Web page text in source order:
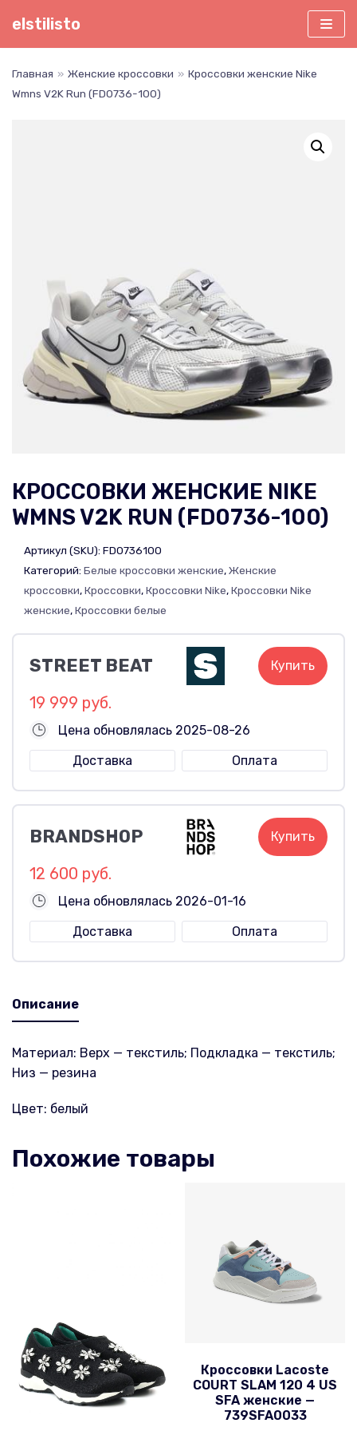
Перейти
elstilisto
Главная » Женские кроссовки » Кроссовки женские Nike
Wmns V2K Run (FD0736-100)
КРОССОВКИ ЖЕНСКИЕ NIKE
WMNS V2K RUN (FD0736-100)
Артикул (SKU): FD0736100
Категорий: Белые кроссовки женские,Женские
кроссовки,Кроссовки,Кроссовки Nike,Кроссовки Nike
женские,Кроссовки белые
STREET BEAT Купить
19 999 руб.
Цена обновлялась 2025-08-26
Доставка
Оплата
BRANDSHOP Купить
12 600 руб.
Цена обновлялась 2026-01-16
Доставка
Оплата
Описание
Материал: Верх — текстиль; Подкладка — текстиль;
Низ — резина
Цвет: белый
Похожие товары
Кроссовки Lacoste
COURT SLAM 120 4 US
SFA женские —
739SFA0033